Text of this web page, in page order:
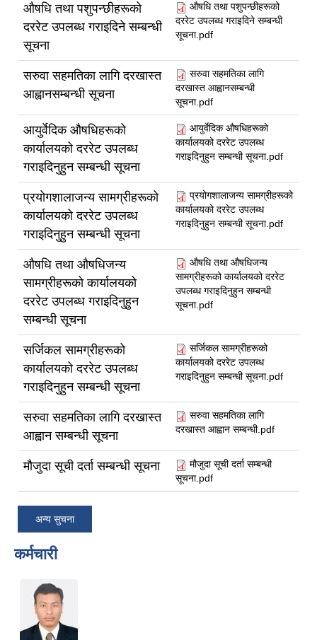
औषधि तथा पशुपन्छीहरूको
दररेट उपलब्ध गराइदिने सम्बन्धी
सूचना
औषधि तथा पशुपन्छीहरूको
दररेट उपलब्ध गराइदिने सम्बन्धी
सूचना.pdf
सरुवा सहमतिका लागि दरखास्त
आह्वानसम्बन्धी सूचना
सरुवा सहमतिका लागि
दरखास्त आह्वानसम्बन्धी
सूचना.pdf
आयुर्वेदिक औषधिहरूको
कार्यालयको दररेट उपलब्ध
गराइदिनुहुन सम्बन्धी सूचना
आयुर्वेदिक औषधिहरूको
कार्यालयको दररेट उपलब्ध
गराइदिनुहुन सम्बन्धी सूचना.pdf
प्रयोगशालाजन्य सामग्रीहरूको
कार्यालयको दररेट उपलब्ध
गराइदिनुहुन सम्बन्धी सूचना
प्रयोगशालाजन्य सामग्रीहरूको
कार्यालयको दररेट उपलब्ध
गराइदिनुहुन सम्बन्धी सूचना.pdf
औषधि तथा औषधिजन्य
सामग्रीहरूको कार्यालयको
दररेट उपलब्ध गराइदिनुहुन
सम्बन्धी सूचना
औषधि तथा औषधिजन्य
सामग्रीहरूको कार्यालयको दररेट
उपलब्ध गराइदिनुहुन सम्बन्धी
सूचना.pdf
सर्जिकल सामग्रीहरूको
कार्यालयको दररेट उपलब्ध
गराइदिनुहुन सम्बन्धी सूचना
सर्जिकल सामग्रीहरूको
कार्यालयको दररेट उपलब्ध
गराइदिनुहुन सम्बन्धी सूचना.pdf
सरुवा सहमतिका लागि दरखास्त
आह्वान सम्बन्धी सूचना
सरुवा सहमतिका लागि
दरखास्त आह्वान सम्बन्धी.pdf
मौजुदा सूची दर्ता सम्बन्धी सूचना
मौजुदा सूची दर्ता सम्बन्धी
सूचना.pdf
अन्य सुचना
कर्मचारी